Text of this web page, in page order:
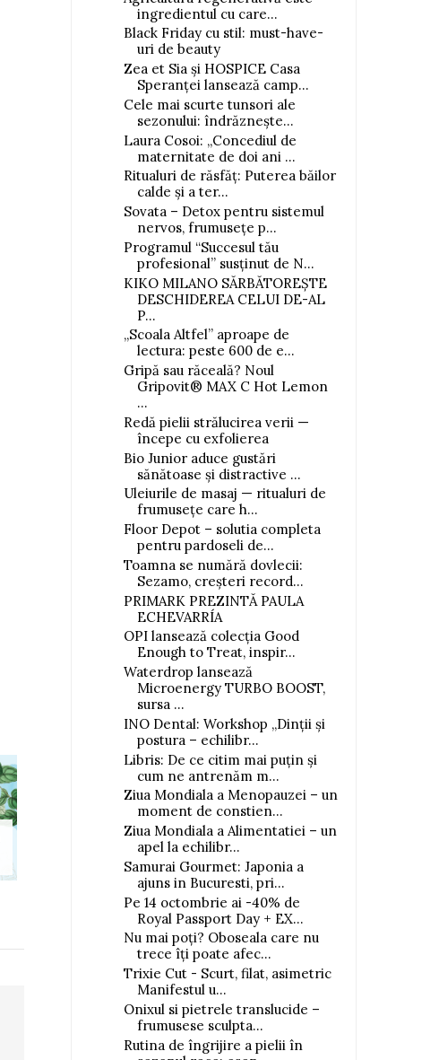
Cum arată pielea după trei
zile în ...
Cele mai bune
ingredientul cu care...
Black Friday cu stil: must-have-
uri de beauty
Zea et Sia și HOSPICE Casa
Speranței lansează camp...
Cele mai scurte tunsori ale
sezonului: îndrăznește...
Laura Cosoi: „Concediul de
maternitate de doi ani ...
Ritualuri de răsfăț: Puterea băilor
calde și a ter...
Sovata – Detox pentru sistemul
nervos, frumusețe p...
Programul “Succesul tău
profesional” susținut de N...
KIKO MILANO SĂRBĂTOREȘTE
DESCHIDEREA CELUI DE-AL
P...
„Scoala Altfel” aproape de
lectura: peste 600 de e...
Gripă sau răceală? Noul
Gripovit® MAX C Hot Lemon
...
Redă pielii strălucirea verii —
începe cu exfolierea
Bio Junior aduce gustări
sănătoase și distractive ...
Uleiurile de masaj — ritualuri de
frumusețe care h...
Floor Depot – solutia completa
pentru pardoseli de...
Toamna se numără dovlecii:
Sezamo, creșteri record...
PRIMARK PREZINTĂ PAULA
ECHEVARRÍA
OPI lansează colecția Good
Enough to Treat, inspir...
Waterdrop lansează
Microenergy TURBO BOOST,
sursa ...
INO Dental: Workshop „Dinții și
postura – echilibr...
Libris: De ce citim mai puțin și
cum ne antrenăm m...
Ziua Mondiala a Menopauzei – un
moment de constien...
Ziua Mondiala a Alimentatiei – un
apel la echilibr...
Samurai Gourmet: Japonia a
ajuns in Bucuresti, pri...
Pe 14 octombrie ai -40% de
Royal Passport Day + EX...
Nu mai poți? Oboseala care nu
trece îți poate afec...
Trixie Cut - Scurt, filat, asimetric
Manifestul u...
Onixul si pietrele translucide –
frumusese sculpta...
Rutina de îngrijire a pielii în